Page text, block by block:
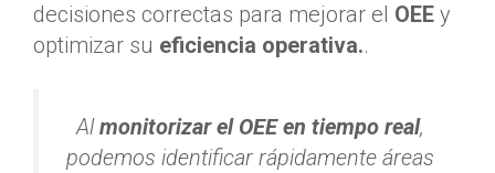
decisiones correctas para mejorar el OEE y
optimizar su eficiencia operativa..
Almonitorizar el OEE en tiempo real,
podemos identificar rápidamente áreas